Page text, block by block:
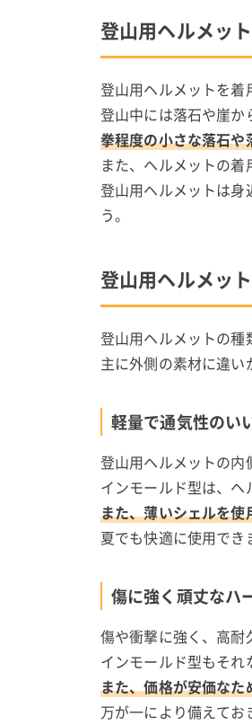
登山用ヘルメッ
登山用ヘルメットを着
登山中には落石や崖か
拳程度の小さな落石
また、ヘルメットの着
登山用ヘルメットは身
う。
登山用ヘルメッ
登山用ヘルメットの種
主に外側の素材に違い
軽量で通気性のい
登山用ヘルメットの内
インモールド型は、ヘ
また、薄いシェルを
夏でも快適に使用でき
傷に強く頑丈なハ
傷や衝撃に強く、高耐
インモールド型もそれ
また、価格が安価な
万が一により備えてお